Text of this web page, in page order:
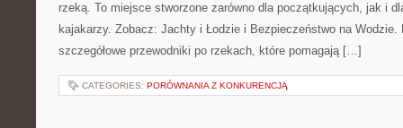
rzeką. To miejsce stworzone zarówno dla początkujących, jak i
kajakarzy. Zobacz: Jachty i Łodzie i Bezpieczeństwo na Wodzie.
szczegółowe przewodniki po rzekach, które pomagają […]
CATEGORIES: PORÓWNANIA Z KONKURENCJĄ